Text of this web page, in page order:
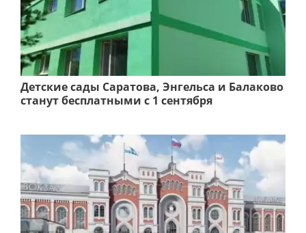
Детские сады Саратова, Энгельса и Балаково
станут бесплатными с 1 сентября